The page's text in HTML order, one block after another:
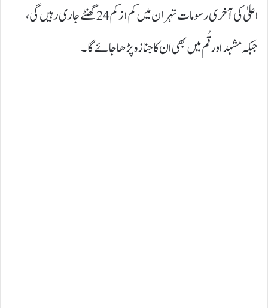
اعلیٰ کی آخری رسومات تہران میں کم از کم 24 گھنٹے جاری رہیں گی،
جبکہ مشہد اور قُم میں بھی ان کا جنازہ پڑھا جائے گا۔